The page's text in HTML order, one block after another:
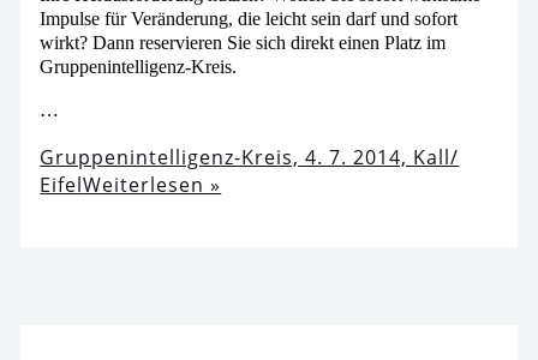
Impulse für Veränderung, die leicht sein darf und sofort
wirkt? Dann reser­vie­ren Sie sich direkt einen Platz im
Gruppenintelligenz-Kreis.
…
Gruppenintelligenz-Kreis, 4. 7. 2014, Kall/​
EifelWeiterlesen »